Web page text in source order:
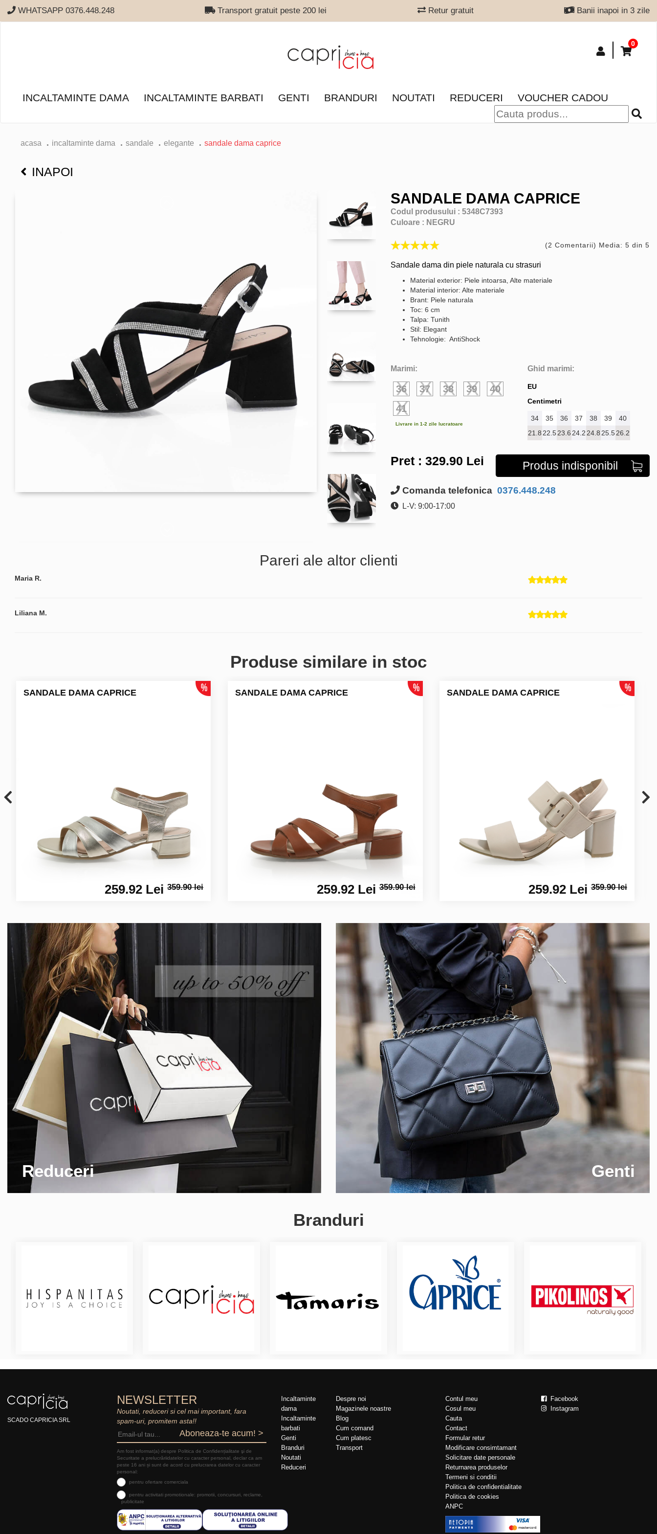
WHATSAPP 0376.448.248 Transport gratuit peste 200 lei Retur gratuit Banii inapoi in 3 zile
0
INCALTAMINTE DAMA INCALTAMINTE BARBATI GENTI BRANDURI NOUTATI REDUCERI VOUCHER CADOU
acasa incaltaminte dama sandale elegante sandale dama caprice
INAPOI
SANDALE DAMA CAPRICE
Codul produsului : 5348C7393
Culoare : NEGRU
(2 Comentarii) Media: 5 din 5
Sandale dama din piele naturala cu strasuri
Material exterior: Piele intoarsa, Alte materiale
Material interior: Alte materiale
Brant: Piele naturala
Toc: 6 cm
Talpa: Tunith
Stil: Elegant
Tehnologie: AntiShock
Marimi:
36 37 38 39
40
41
Livrare in 1-2 zile lucratoare
Ghid marimi:
EU
Centimetri
34 35 36 37 38 39
40
21.8 22.523.6 24.2 24.8 25.526.2
Pret : 329.90 Lei Produs indisponibil
Comanda telefonica 0376.448.248
L-V: 9:00-17:00
Pareri ale altor clienti
Maria R.
Liliana M.
Produse similare in stoc
SANDALE DAMA CAPRICE
259.92 Lei359.90 lei
SANDALE DAMA CAPRICE
259.92 Lei359.90 lei
SANDALE DAMA CAPRICE
259.92 Lei359.90 lei
Reduceri Genti
Branduri
SCADO CAPRICIA SRL
NEWSLETTER
Noutati, reduceri si cel mai important, fara
spam-uri, promitem asta!!
Aboneaza-te acum! >
Am fost informat(a) despre Politica de Confidențialitate şi de
Securitate a prelucrăriidatelor cu caracter personal, declar ca am
peste 16 ani și sunt de acord cu prelucrarea datelor cu caracter
personal:
pentru ofertare comerciala
pentru activitati promotionale: promotii, concursuri, reclame,
publicitate
Incaltaminte
dama
Incaltaminte
barbati
Genti
Branduri
Noutati
Reduceri
Despre noi
Magazinele noastre
Blog
Cum comand
Cum platesc
Transport
Contul meu
Cosul meu
Cauta
Contact
Formular retur
Modificare consimtamant
Solicitare date personale
Returnarea produselor
Termeni si conditii
Politica de confidentialitate
Politica de cookies
ANPC
Facebook
Instagram